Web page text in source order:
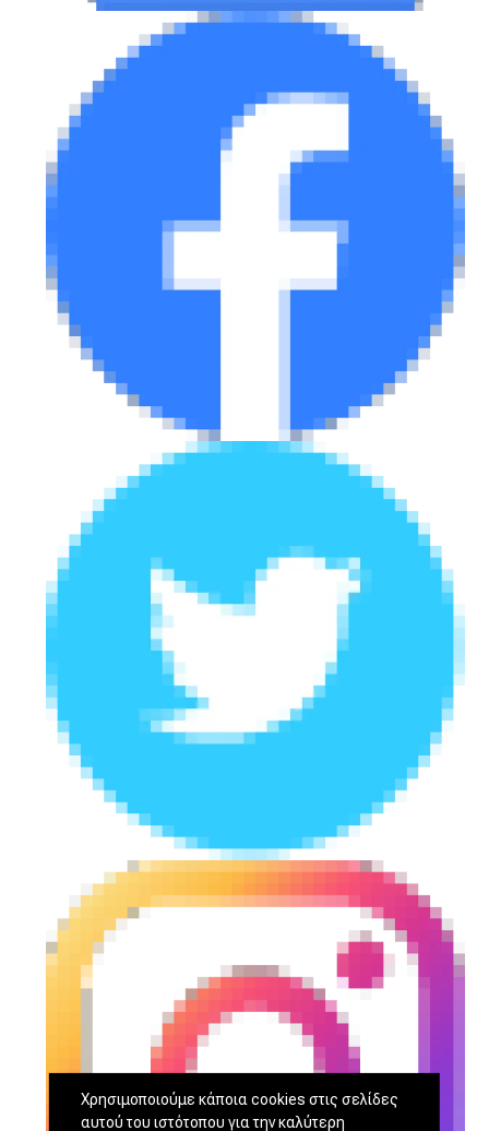
Χρησιμοποιούμε κάποια cookies στις σελίδες
αυτού του ιστότοπου για την καλύτερη